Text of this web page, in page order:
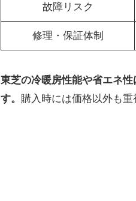
故障リスク
修理・保証体制
東芝の冷暖房性能や省エネ
す。 購入時には価格以外も重